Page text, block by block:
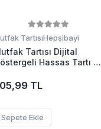
TartısıHepsibayi
Tartısı Dijital
Hassas Tartı 10
TL
Sepete Ekle